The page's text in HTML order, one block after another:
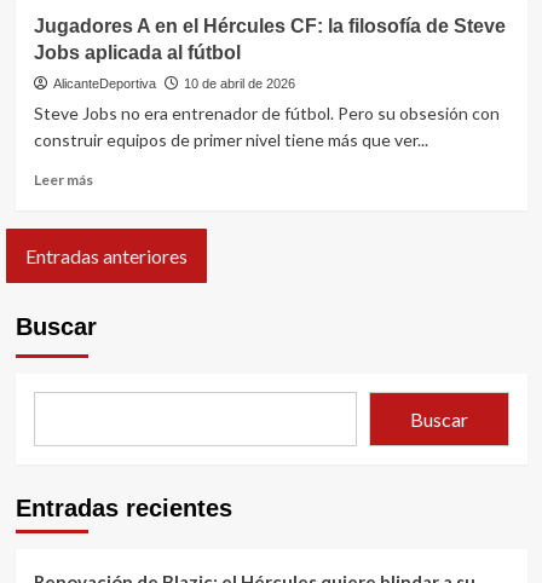
SCOUTING
Jugadores A en el Hércules CF: la filosofía de Steve
Jobs aplicada al fútbol
AlicanteDeportiva 10 de abril de 2026
Steve Jobs no era entrenador de fútbol. Pero su obsesión con
construir equipos de primer nivel tiene más que ver...
Leer másLeer
A
Hércules
Steve
al
Entradas anteriores
Buscar
Buscar
Entradas recientes